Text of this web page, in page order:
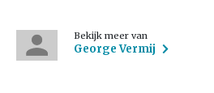
Bekijk meer van
George Vermij